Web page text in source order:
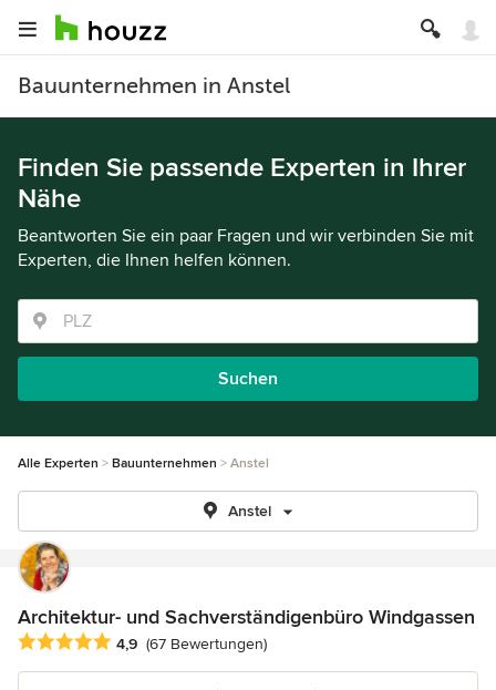
Bauunternehmen in Anstel
Finden Sie passende Experten in Ihrer
Nähe
Beantworten Sie ein paar Fragen und wir verbinden Sie mit
Experten, die Ihnen helfen können.
Suchen
Alle Experten Bauunternehmen Anstel
Anstel
Architektur- und Sachverständigenbüro Windgassen
Durchschnittliche Bewertung: 4.9 von 5 Sternen
4,9 (67 Bewertungen)